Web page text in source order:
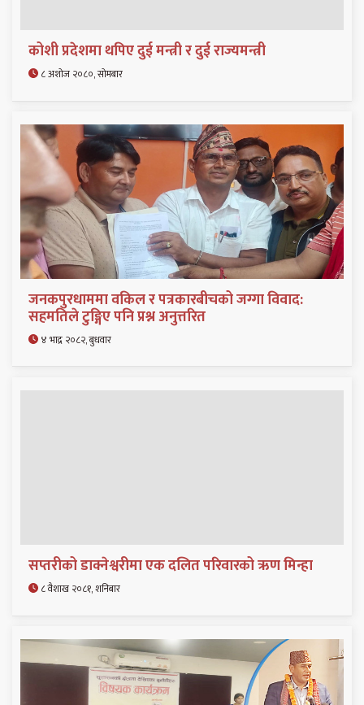
कोशी प्रदेशमा थपिए दुई मन्त्री र दुई राज्यमन्त्री
८ अशोज २०८०, सोमबार
जनकपुरधाममा वकिल र पत्रकारबीचको जग्गा विवाद:
सहमतिले टुङ्गिए पनि प्रश्न अनुत्तरित
४ भाद्र २०८२, बुधवार
सप्तरीको डाक्नेश्वरीमा एक दलित परिवारको ऋण मिन्हा
८ वैशाख २०८१, शनिबार